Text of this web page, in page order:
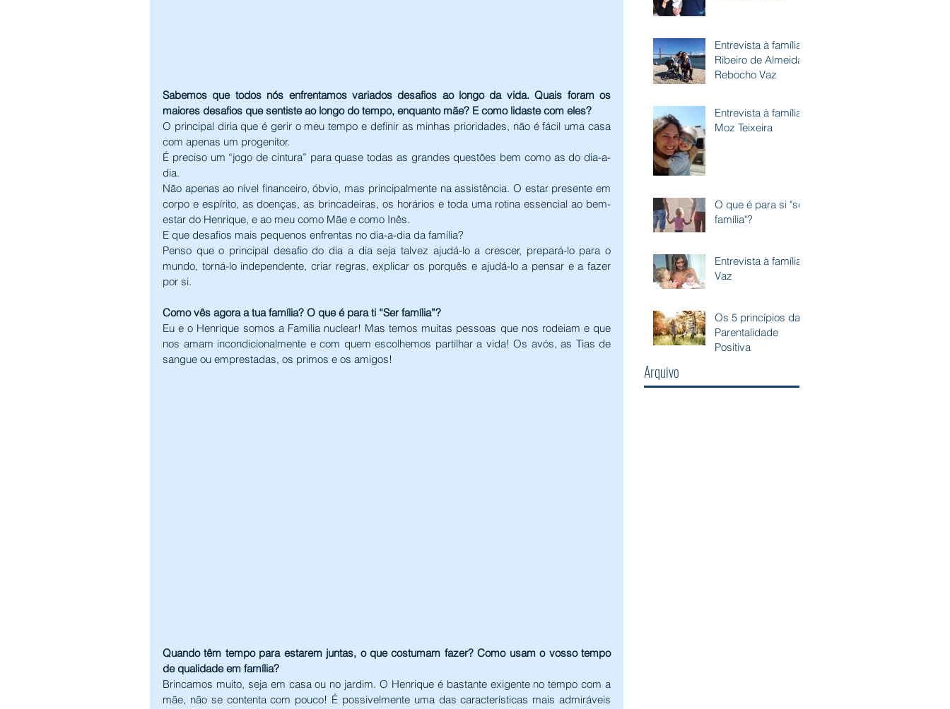
Sabemos que todos nós enfrentamos variados desafios ao longo da vida. Quais foram os
maiores desafios que sentiste ao longo do tempo, enquanto mãe? E como lidaste com eles?
O principal diria que é gerir o meu tempo e definir as minhas prioridades, não é fácil uma casa
com apenas um progenitor.
É preciso um “jogo de cintura” para quase todas as grandes questões bem como as do dia-a-
dia.
Não apenas ao nível financeiro, óbvio, mas principalmente na assistência. O estar presente em
corpo e espírito, as doenças, as brincadeiras, os horários e toda uma rotina essencial ao bem-
estar do Henrique, e ao meu como Mãe e como Inês.
E que desafios mais pequenos enfrentas no dia-a-dia da família?
Penso que o principal desafio do dia a dia seja talvez ajudá-lo a crescer, prepará-lo para o
mundo, torná-lo independente, criar regras, explicar os porquês e ajudá-lo a pensar e a fazer
por si.
Como vês agora a tua família? O que é para ti “Ser família”?
Eu e o Henrique somos a Família nuclear! Mas temos muitas pessoas que nos rodeiam e que
nos amam incondicionalmente e com quem escolhemos partilhar a vida! Os avós, as Tias de
sangue ou emprestadas, os primos e os amigos!
Quando têm tempo para estarem juntas, o que costumam fazer? Como usam o vosso tempo
de qualidade em família?
Brincamos muito, seja em casa ou no jardim. O Henrique é bastante exigente no tempo com a
mãe, não se contenta com pouco! É possivelmente uma das características mais admiráveis
Entrevista à família
Ribeiro de Almeida
Rebocho Vaz
Entrevista à família
Moz Teixeira
O que é para si "ser
família"?
Entrevista à família
Vaz
Os 5 princípios da
Parentalidade
Positiva
Arquivo